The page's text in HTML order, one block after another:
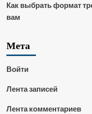
Как выбрать формат
вам
Мета
Войти
Лента записей
Лента комментариев